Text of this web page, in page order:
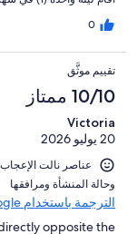
0
تقييم موثَّق
10/10 ممتاز
Victoria
20 يوليو 2026
و⁦حالة المنشأة ومرافقها⁩
الترجمة باستخدام Google
opposite the